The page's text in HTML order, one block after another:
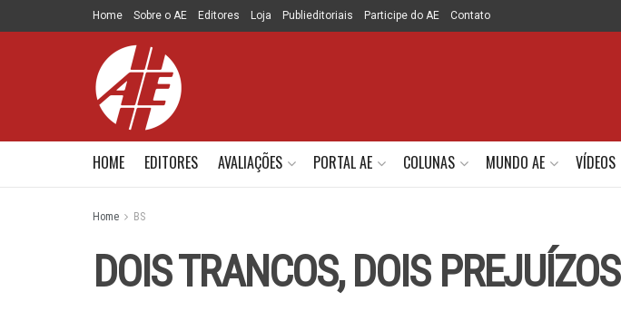
Home Sobre o AE Editores Loja Publieditoriais Participe do AE Contato
HOME EDITORES AVALIAÇÕES PORTAL AE COLUNAS MUNDO AE VÍDEOS
Home BS
DOIS TRANCOS, DOIS PREJUÍZOS